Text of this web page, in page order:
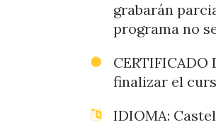
grabarán
programa no
CERTIFICADO
finalizar el
IDIOMA: